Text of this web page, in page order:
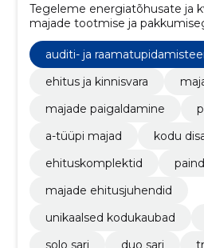
Tegeleme energiatõhusate ja
majade tootmise ja
klientidel luua personaalseid,
keskkonnasõbralikke
auditi- ja
ehitus ja kinnisvara
majade paigaldamine
a-tüüpi majad
kodu
ehituskomplektid
majade ehitusjuhendid
unikaalsed kodukaubad
solo sari
duo sari